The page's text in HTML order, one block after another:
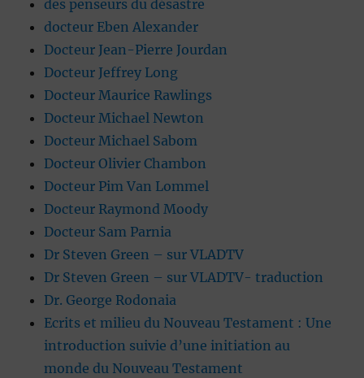
des penseurs du désastre
docteur Eben Alexander
Docteur Jean-Pierre Jourdan
Docteur Jeffrey Long
Docteur Maurice Rawlings
Docteur Michael Newton
Docteur Michael Sabom
Docteur Olivier Chambon
Docteur Pim Van Lommel
Docteur Raymond Moody
Docteur Sam Parnia
Dr Steven Green – sur VLADTV
Dr Steven Green – sur VLADTV- traduction
Dr. George Rodonaia
Ecrits et milieu du Nouveau Testament : Une
introduction suivie d’une initiation au
monde du Nouveau Testament